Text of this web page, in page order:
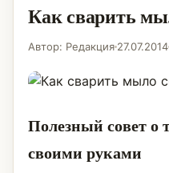
Как сварить
Автор: Редакция 27.07.2014
Полезный совет о
своими руками